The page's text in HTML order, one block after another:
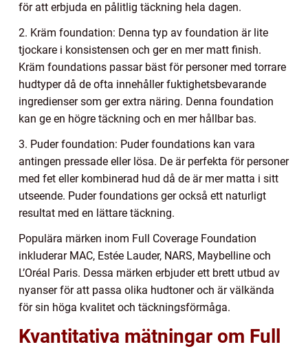
för att erbjuda en pålitlig täckning hela dagen.
2. Kräm foundation: Denna typ av foundation är lite
tjockare i konsistensen och ger en mer matt finish.
Kräm foundations passar bäst för personer med torrare
hudtyper då de ofta innehåller fuktighetsbevarande
ingredienser som ger extra näring. Denna foundation
kan ge en högre täckning och en mer hållbar bas.
3. Puder foundation: Puder foundations kan vara
antingen pressade eller lösa. De är perfekta för personer
med fet eller kombinerad hud då de är mer matta i sitt
utseende. Puder foundations ger också ett naturligt
resultat med en lättare täckning.
Populära märken inom Full Coverage Foundation
inkluderar MAC, Estée Lauder, NARS, Maybelline och
L’Oréal Paris. Dessa märken erbjuder ett brett utbud av
nyanser för att passa olika hudtoner och är välkända
för sin höga kvalitet och täckningsförmåga.
Kvantitativa mätningar om Full